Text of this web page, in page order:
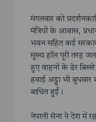
मंगलवार को
मंत्रियों के आवास,
भवन सहित कई
मुख्य हॉल पूरी तरह
हुए वाहनों के ढेर
हवाई अड्डा भी
बाधित हुईं।
नेपाली सेना ने देश में